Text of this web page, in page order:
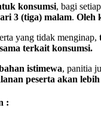
konsumsi, bagi
3 (tiga) malam. Oleh
yang tidak menginap,
terkait konsumsi.
istimewa, panitia
peserta akan
: